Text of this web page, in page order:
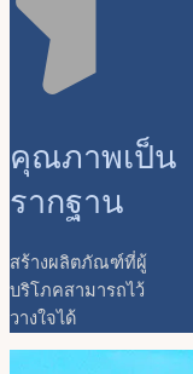
คุณภาพเป็น
รากฐาน
สร้างผลิตภัณฑ์ที่ผู้
บริโภคสามารถไว้
วางใจได้